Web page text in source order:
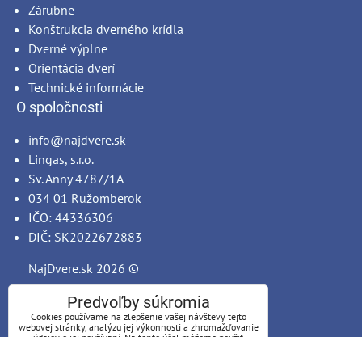
Zárubne
Konštrukcia dverného krídla
Dverné výplne
Orientácia dverí
Technické informácie
O spoločnosti
info@najdvere.sk
Lingas, s.r.o.
Sv. Anny 4787/1A
034 01 Ružomberok
IČO: 44336306
DIČ: SK2022672883
NajDvere.sk 2026 ©
Predvoľby súkromia
Cookies používame na zlepšenie vašej návštevy tejto
webovej stránky, analýzu jej výkonnosti a zhromažďovanie